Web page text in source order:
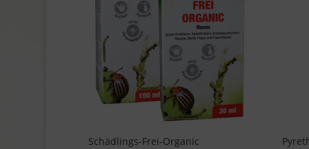
Schädlings-Frei-Organic